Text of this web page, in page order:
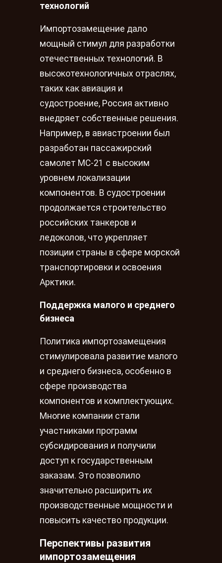
технологий
Импортозамещение дало
мощный стимул для разработки
отечественных технологий. В
высокотехнологичных отраслях,
таких как авиация и
судостроение, Россия активно
внедряет собственные решения.
Например, в авиастроении был
разработан пассажирский
самолет МС-21 с высоким
уровнем локализации
компонентов. В судостроении
продолжается строительство
российских танкеров и
ледоколов, что укрепляет
позиции страны в сфере морской
транспортировки и освоения
Арктики.
Поддержка малого и среднего
бизнеса
Политика импортозамещения
стимулировала развитие малого
и среднего бизнеса, особенно в
сфере производства
компонентов и комплектующих.
Многие компании стали
участниками программ
субсидирования и получили
доступ к государственным
заказам. Это позволило
значительно расширить их
производственные мощности и
повысить качество продукции.
Перспективы развития
импортозамещения